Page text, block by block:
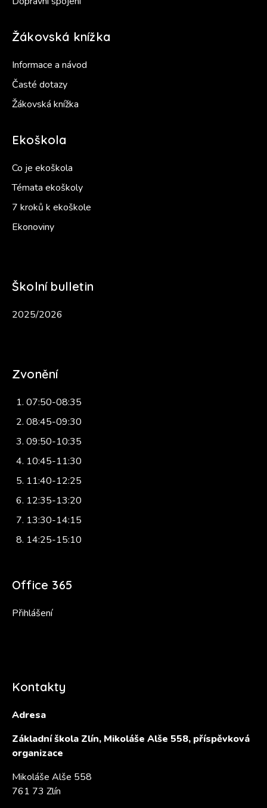
Žákovská knížka
Informace a návod
Časté dotazy
Žákovská knížka
Ekoškola
Co je ekoškola
Témata ekoškoly
7 kroků k ekoškole
Ekonoviny
Školní bulletin
2025/2026
Zvonění
07:50-08:35
08:45-09:30
09:50-10:35
10:45-11:30
11:40-12:25
12:35-13:20
13:30-14:15
14:25-15:10
Office 365
Přihlášení
Kontakty
Adresa
Základní škola Zlín, Mikoláše Alše 558, příspěvková
organizace
Mikoláše Alše 558
761 73 Zlín